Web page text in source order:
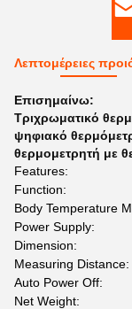
Λεπτομέρειες
Επισημαίνω:
Τριχρωματικό
ψηφιακό
θερμομετρητή με
Features:
Function:
Body Temperature
Power Supply:
Dimension:
Measuring Distance:
Auto Power Off:
Net Weight: